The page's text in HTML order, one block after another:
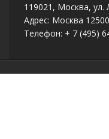
119021, Москва, ул.
Адрес: Москва
Телефон: + 7 (495)